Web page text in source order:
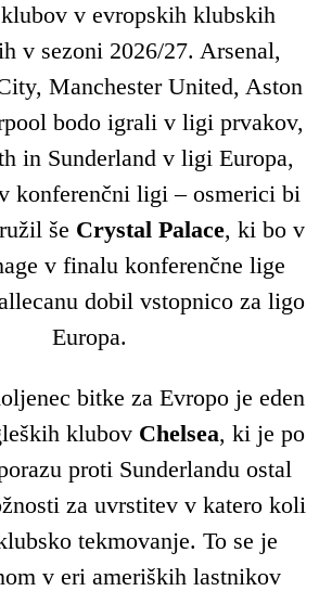
v evropskih klubskih
v sezoni 2026/27. Arsenal,
Manchester United, Aston
bodo igrali v ligi prvakov,
in Sunderland v ligi Europa,
konferenčni ligi – osmerici bi
še Crystal Palace, ki bo v
v finalu konferenčne lige
dobil vstopnico za ligo
Europa.
bitke za Evropo je eden
klubov Chelsea, ki je po
proti Sunderlandu ostal
za uvrstitev v katero koli
tekmovanje. To se je
v eri ameriških lastnikov